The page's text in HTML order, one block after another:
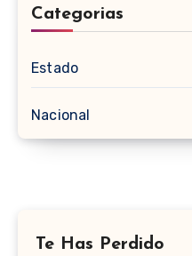
Categorias
Estado
Nacional
Te Has Perdido